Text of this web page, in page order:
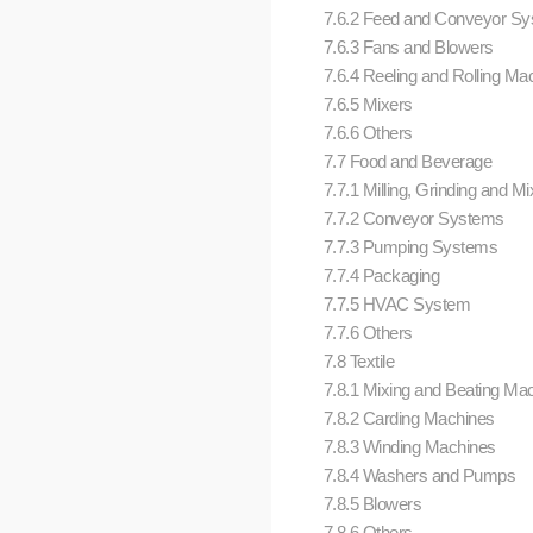
7.6.2 Feed and Conveyor
7.6.3 Fans and Blowers
7.6.4 Reeling and Rolling
7.6.5 Mixers
7.6.6 Others
7.7 Food and Beverage
7.7.1 Milling, Grinding and
7.7.2 Conveyor Systems
7.7.3 Pumping Systems
7.7.4 Packaging
7.7.5 HVAC System
7.7.6 Others
7.8 Textile
7.8.1 Mixing and Beating
7.8.2 Carding Machines
7.8.3 Winding Machines
7.8.4 Washers and Pumps
7.8.5 Blowers